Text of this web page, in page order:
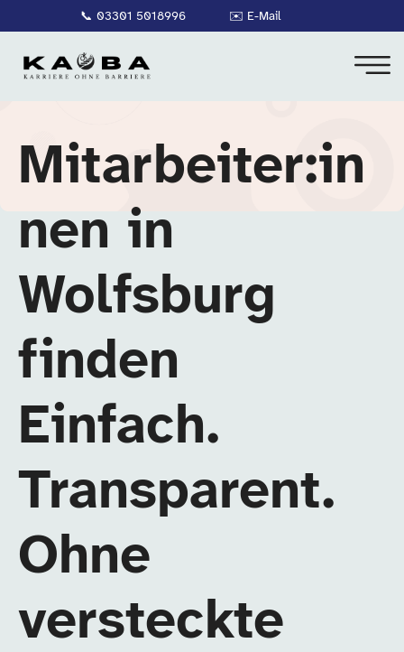
📞 03301 5018996 ✉️ E-Mail
Mitarbeiter:in
nen in
Wolfsburg
finden
Einfach.
Transparent.
Ohne
versteckte